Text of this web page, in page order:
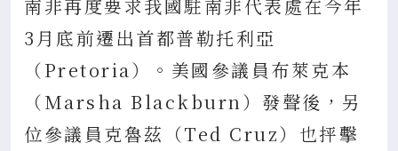
南非再度要求我國駐南非代表處在今年
3月底前遷出首都普勒托利亞
（Pretoria）。美國參議員布萊克本
（Marsha Blackburn）發聲後，另
位參議員克魯茲（Ted Cruz）也抨擊